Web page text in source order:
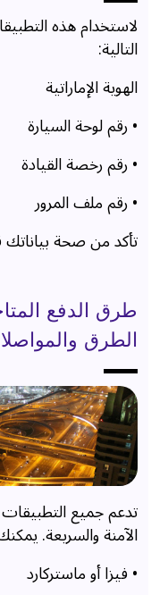
لاستخدام هذه
التالية:
الهوية الإماراتية
• رقم لوحة السيارة
• رقم رخصة القيادة
• رقم ملف المرور
تأكد من صحة بياناتك
طرق الدفع
الطرق
تدعم جميع التطبيقات
الآمنة والسريعة.
• فيزا أو ماستركارد